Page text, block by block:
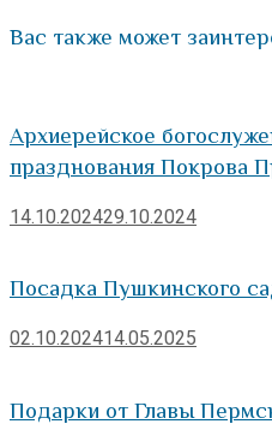
Вас также может
Архиерейское
празднования Покрова
14.10.202429.10.2024
Посадка Пушкинского
02.10.202414.05.2025
Подарки от Главы